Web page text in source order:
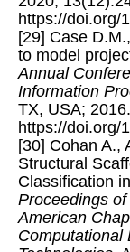
https://doi.org/
[29] Case
to model
Annual
Information
TX, USA;
https://doi.org/
[30] Cohan A.,
Structural
Classification
Proceedings
American
Computational